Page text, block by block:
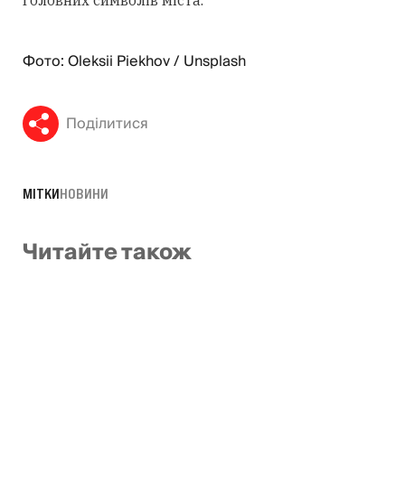
Фото: Oleksii Piekhov / Unsplash
Поділитися
МІТКИНОВИНИ
Читайте також